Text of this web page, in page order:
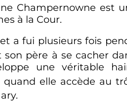
Champernowne est
à la Cour.
a fui plusieurs fois
père à se cacher
une véritable
quand elle accède au